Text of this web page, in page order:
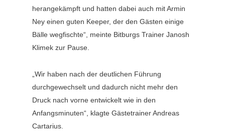
herangekämpft und hatten dabei auch mit Armin
Ney einen guten Keeper, der den Gästen einige
Bälle wegfischte“, meinte Bitburgs Trainer Janosh
Klimek zur Pause.
„Wir haben nach der deutlichen Führung
durchgewechselt und dadurch nicht mehr den
Druck nach vorne entwickelt wie in den
Anfangsminuten“, klagte Gästetrainer Andreas
Cartarius.